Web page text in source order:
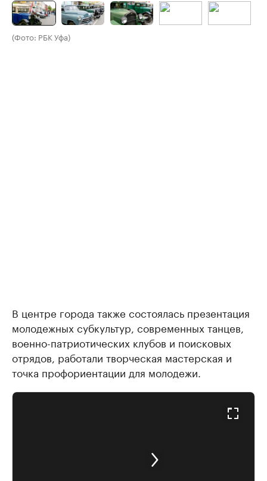
(Фото: РБК Уфа)
В центре города также состоялась презентация
молодежных субкультур, современных танцев,
военно-патриотических клубов и поисковых
отрядов, работали творческая мастерская и
точка профориентации для молодежи.